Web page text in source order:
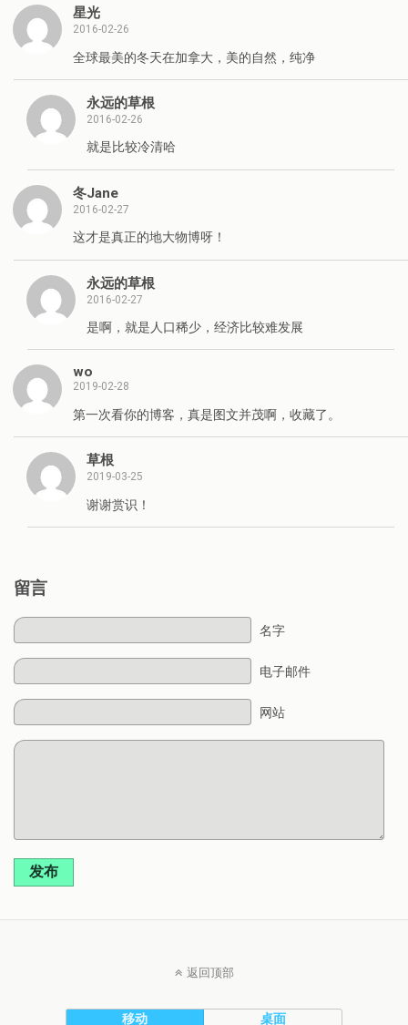
星光
2016-02-26
全球最美的冬天在加拿大，美的自然，纯净
永远的草根
2016-02-26
就是比较冷清哈
冬Jane
2016-02-27
这才是真正的地大物博呀！
永远的草根
2016-02-27
是啊，就是人口稀少，经济比较难发展
wo
2019-02-28
第一次看你的博客，真是图文并茂啊，收藏了。
草根
2019-03-25
谢谢赏识！
留言
名字
电子邮件
网站
发布
返回顶部
移动 桌面